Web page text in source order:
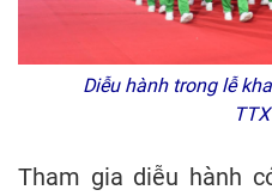
Diễu hành trong lễ
Tham gia diễu hành